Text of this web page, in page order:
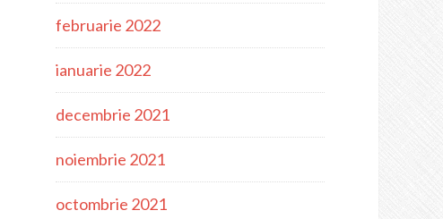
februarie 2022
ianuarie 2022
decembrie 2021
noiembrie 2021
octombrie 2021